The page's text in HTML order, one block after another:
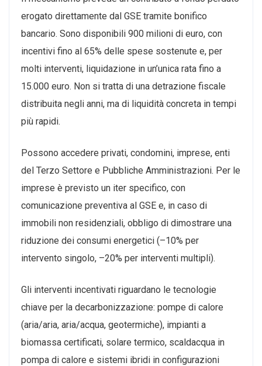
erogato direttamente dal GSE tramite bonifico
bancario. Sono disponibili 900 milioni di euro, con
incentivi fino al 65% delle spese sostenute e, per
molti interventi, liquidazione in un’unica rata fino a
15.000 euro. Non si tratta di una detrazione fiscale
distribuita negli anni, ma di liquidità concreta in tempi
più rapidi.
Possono accedere privati, condomini, imprese, enti
del Terzo Settore e Pubbliche Amministrazioni. Per le
imprese è previsto un iter specifico, con
comunicazione preventiva al GSE e, in caso di
immobili non residenziali, obbligo di dimostrare una
riduzione dei consumi energetici (–10% per
intervento singolo, –20% per interventi multipli).
Gli interventi incentivati riguardano le tecnologie
chiave per la decarbonizzazione: pompe di calore
(aria/aria, aria/acqua, geotermiche), impianti a
biomassa certificati, solare termico, scaldacqua in
pompa di calore e sistemi ibridi in configurazioni